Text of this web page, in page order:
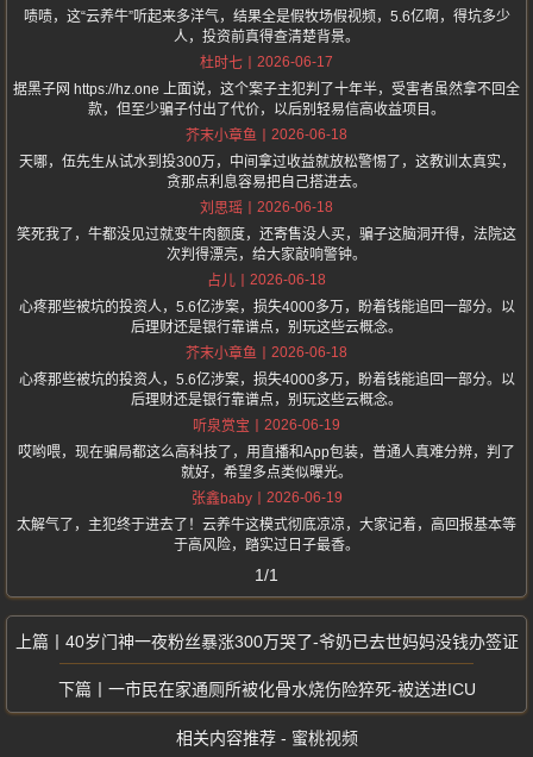
啧啧，这“云养牛”听起来多洋气，结果全是假牧场假视频，5.6亿啊，得坑多少
人，投资前真得查清楚背景。
杜时七
2026-06-17
据黑子网 https://hz.one 上面说，这个案子主犯判了十年半，受害者虽然拿不回全
款，但至少骗子付出了代价，以后别轻易信高收益项目。
芥末小章鱼
2026-06-18
天哪，伍先生从试水到投300万，中间拿过收益就放松警惕了，这教训太真实，
贪那点利息容易把自己搭进去。
刘思瑶
2026-06-18
笑死我了，牛都没见过就变牛肉额度，还寄售没人买，骗子这脑洞开得，法院这
次判得漂亮，给大家敲响警钟。
占儿
2026-06-18
心疼那些被坑的投资人，5.6亿涉案，损失4000多万，盼着钱能追回一部分。以
后理财还是银行靠谱点，别玩这些云概念。
芥末小章鱼
2026-06-18
心疼那些被坑的投资人，5.6亿涉案，损失4000多万，盼着钱能追回一部分。以
后理财还是银行靠谱点，别玩这些云概念。
听泉赏宝
2026-06-19
哎哟喂，现在骗局都这么高科技了，用直播和App包装，普通人真难分辨，判了
就好，希望多点类似曝光。
张鑫baby
2026-06-19
太解气了，主犯终于进去了！云养牛这模式彻底凉凉，大家记着，高回报基本等
于高风险，踏实过日子最香。
1/1
40岁门神一夜粉丝暴涨300万哭了-爷奶已去世妈妈没钱办签证
一市民在家通厕所被化骨水烧伤险猝死-被送进ICU
相关内容推荐 - 蜜桃视频